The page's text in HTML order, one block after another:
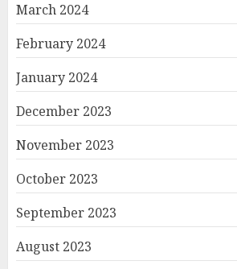
March 2024
February 2024
January 2024
December 2023
November 2023
October 2023
September 2023
August 2023